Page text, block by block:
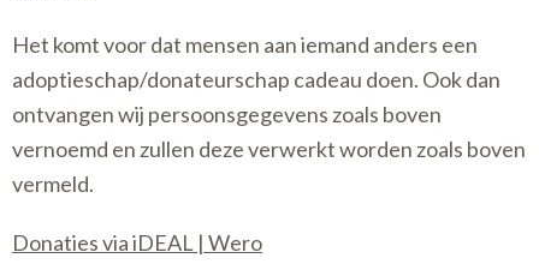
Het komt voor dat mensen aan iemand anders een
adoptieschap/donateurschap cadeau doen. Ook dan
ontvangen wij persoonsgegevens zoals boven
vernoemd en zullen deze verwerkt worden zoals boven
vermeld.
Donaties via iDEAL | Wero